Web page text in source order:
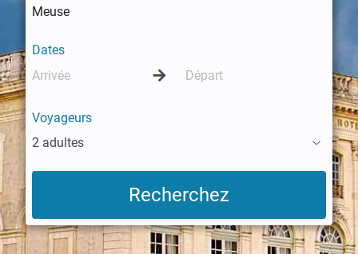
Dates
Voyageurs
2 adultes